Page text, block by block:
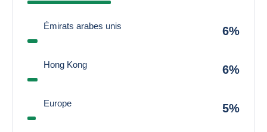
Émirats arabes unis 6%
Hong Kong 6%
Europe 5%